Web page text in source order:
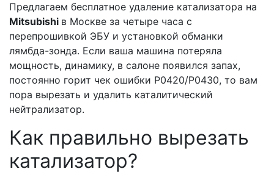
Предлагаем бесплатное удаление катализатора на
Mitsubishi в Москве за четыре часа с
перепрошивкой ЭБУ и установкой обманки
лямбда-зонда. Если ваша машина потеряла
мощность, динамику, в салоне появился запах,
постоянно горит чек ошибки Р0420/Р0430, то вам
пора вырезать и удалить каталитический
нейтрализатор.
Как правильно вырезать
катализатор?